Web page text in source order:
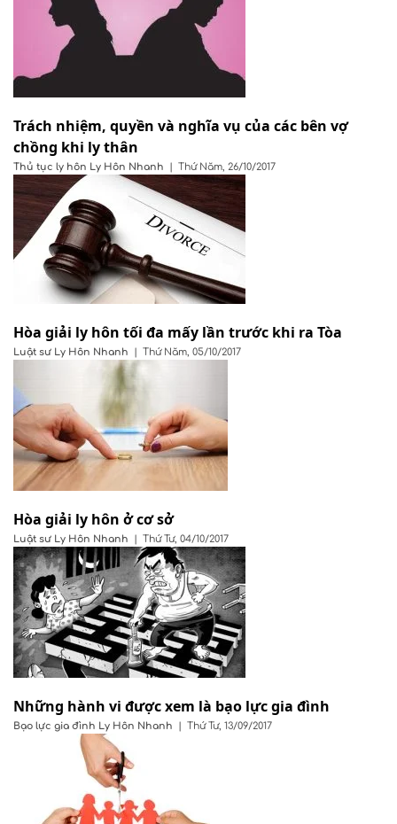
Trách nhiệm, quyền và nghĩa vụ của các bên vợ
chồng khi ly thân
Thủ tục ly hôn Ly Hôn Nhanh | Thứ Năm, 26/10/2017
Hòa giải ly hôn tối đa mấy lần trước khi ra Tòa
Luật sư Ly Hôn Nhanh | Thứ Năm, 05/10/2017
Hòa giải ly hôn ở cơ sở
Luật sư Ly Hôn Nhanh | Thứ Tư, 04/10/2017
Những hành vi được xem là bạo lực gia đình
Bạo lực gia đình Ly Hôn Nhanh | Thứ Tư, 13/09/2017